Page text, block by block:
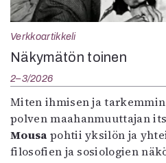
Verkkoartikkeli
Näkymätön toinen
2–3/2026
Miten ihmisen ja
polven maahanmuuttajan
Mousa pohtii yksilön ja
filosofien ja sosiologien